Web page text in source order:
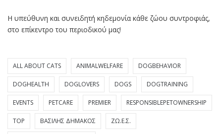
Η υπεύθυνη και συνειδητή κηδεμονία κάθε ζώου συντροφιάς,
στο επίκεντρο του περιοδικού μας!
ALL ABOUT CATS ANIMALWELFARE DOGBEHAVIOR
DOGHEALTH DOGLOVERS DOGS DOGTRAINING
EVENTS PETCARE PREMIER RESPONSIBLEPETOWNERSHIP
TOP ΒΑΣΊΛΗΣ ΔΗΜΆΚΟΣ ΖΩ.Ε.Σ.